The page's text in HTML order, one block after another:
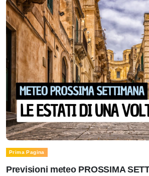
Prima Pagina
Previsioni meteo PROSSIMA